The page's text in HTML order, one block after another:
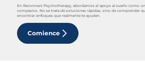
En Reconnect Psychotherapy, abordamos el apoyo al sueño como
compasivo. No se trata de soluciones rápidas, sino de comprender
encontrar enfoques que realmente te ayuden.
Comience